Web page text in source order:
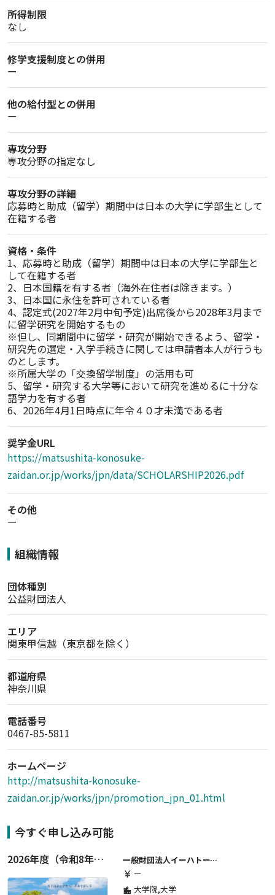
所得制限
なし
修学支援制度との併用
ー
他の給付型との併用
ー
専攻分野
専攻分野の指定なし
専攻分野の詳細
応募時と助成（留学）期間中は日本の大学に学部生として
在籍する者
資格・条件
1、応募時と助成（留学）期間中は日本の大学に学部生と
して在籍する者
2、日本国籍を有する者（海外在住者は除きます。）
3、日本国に永住を許可されている者
4、認定式(2027年2月中旬予定)出席後から2028年3月まで
に留学研究を開始するもの
※但し、同期間中に留学・研究が開始できるよう、留学・
研究先の選定・入学手続きに関しては申請者本人が行うも
のとします。
※所属大学の「交換留学制度」の活用も可
5、留学・研究する大学等において研究を進めるに十分な
語学力を有する者
奨学金URL
https://matsushita-konosuke-
zaidan.or.jp/works/jpn/data/SCHOLARSHIP2026.pdf
その他
ー
組織情報
団体種別
公益財団法人
エリア
関東甲信越（東京都を除く）
都道府県
神奈川県
電話番号
0467-85-5811
ホームページ
http://matsushita-konosuke-
zaidan.or.jp/works/jpn/promotion_jpn_01.html
今すぐ申し込み可能
2026年度（令和8年度）第２期 一般財団法人イーハトーブ育英会奨学生募集（給付型） 日本国内及び海外の大学・大学院に自宅外通学をする学生に生活費の一部(家賃半額相当)を給付【岩手県が本籍地の大学生または大学院生対象】
一般財団法人イーハトーブ育英会
currency_yen ー
location_city 大学院,大学